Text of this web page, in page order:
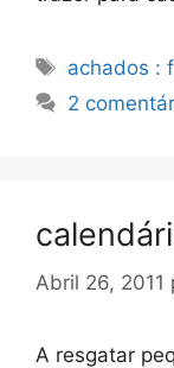
Etiquetas
achados :
2
Abril 26, 2011
A resgatar